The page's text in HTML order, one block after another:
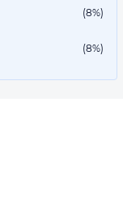
(8%)
(8%)